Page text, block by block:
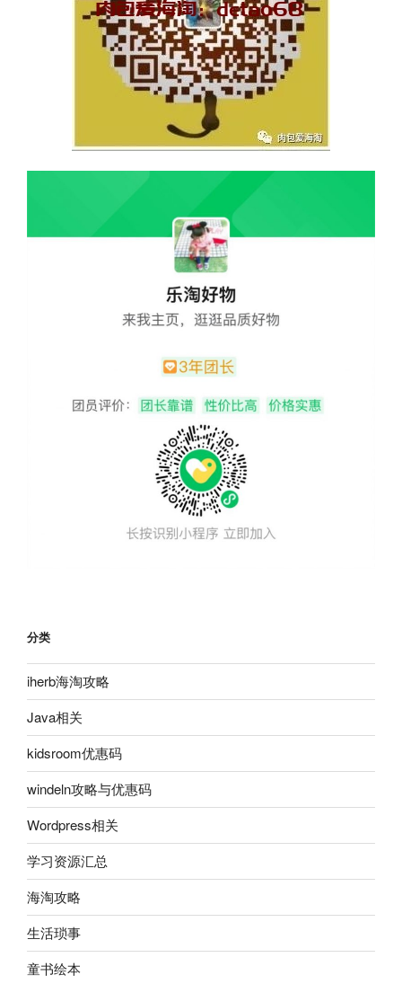
分类
iherb海淘攻略
Java相关
kidsroom优惠码
windeln攻略与优惠码
Wordpress相关
学习资源汇总
海淘攻略
生活琐事
童书绘本